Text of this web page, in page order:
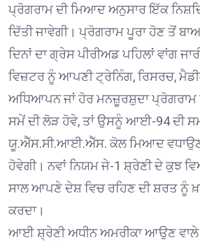
ਪ੍ਰੋਗਰਾਮ ਦੀ ਮਿਆਦ ਅਨੁਸਾਰ ਇੱਕ
ਦਿੱਤੀ ਜਾਵੇਗੀ। ਪ੍ਰੋਗਰਾਮ ਪੂਰਾ ਹੋਣ ਤੋਂ
ਦਿਨਾਂ ਦਾ ਗ੍ਰੇਸ ਪੀਰੀਅਡ ਪਹਿਲਾਂ ਵਾਂਗ
ਵਿਜ਼ਟਰ ਨੂੰ ਆਪਣੀ ਟ੍ਰੇਨਿੰਗ, ਰਿਸਰਚ,
ਅਧਿਆਪਨ ਜਾਂ ਹੋਰ ਮਨਜ਼ੂਰਸ਼ੁਦਾ ਪ੍ਰੋਗਰਾਮ
ਸਮੇਂ ਦੀ ਲੋੜ ਹੋਵੇ, ਤਾਂ ਉਸਨੂੰ ਆਈ-94 ਦੀ
ਯੂ.ਐੱਸ.ਸੀ.ਆਈ.ਐੱਸ. ਕੋਲ ਮਿਆਦ ਵਧਾਉਣ
ਹੋਵੇਗੀ। ਨਵਾਂ ਨਿਯਮ ਜੇ-1 ਸ਼੍ਰੇਣੀ ਦੇ ਕੁਝ
ਸਾਲ ਆਪਣੇ ਦੇਸ਼ ਵਿਚ ਰਹਿਣ ਦੀ ਸ਼ਰਤ ਨੂੰ
ਕਰਦਾ।
ਆਈ ਸ਼੍ਰੇਣੀ ਅਧੀਨ ਅਮਰੀਕਾ ਆਉਣ ਵਾਲੇ